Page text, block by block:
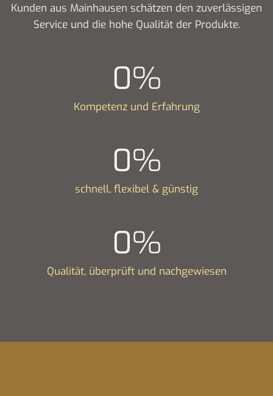
Kunden aus Mainhausen schätzen den zuverlässigen
Service und die hohe Qualität der Produkte.
0%
Kompetenz und Erfahrung
0%
schnell, flexibel & günstig
0%
Qualität, überprüft und nachgewiesen